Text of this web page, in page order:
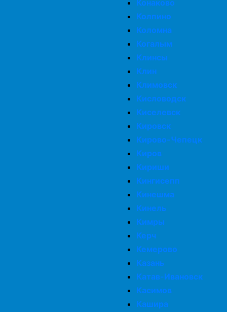
Конаково
Колпино
Коломна
Когалым
Клинсы
Клин
Климовск
Кисловодск
Киселевск
Кировск
Кирово-Чепецк
Киров
Кириши
Кингисепп
Кинешма
Кинель
Кимры
Керч
Кемерово
Казань
Катав-Ивановск
Касимов
Кашира